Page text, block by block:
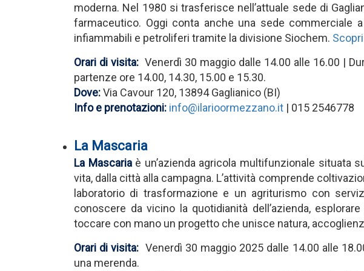
moderna. Nel 1980 si trasferisce nell’attuale sede di
farmaceutico. Oggi conta anche una sede commerciale
infiammabili e petroliferi tramite la divisione Siochem.
Orari di visita:Venerdì 30 maggio dalle 14.00 alle 16.00 |
partenze ore 14.00, 14.30, 15.00 e 15.30.
Dove:Via Cavour 120, 13894 Gaglianico (BI)
Info e prenotazioni: info@ilarioormezzano.it | 015 2546778
La Mascaria
La Mascariaè un’azienda agricola multifunzionale situata
vita, dalla città alla campagna. L’attività comprende
laboratorio di trasformazione e un agriturismo con
conoscere da vicino la quotidianità dell’azienda,
toccare con mano un progetto che unisce natura,
Orari di visita: Venerdì 30 maggio 2025 dalle 14.00 alle
una merenda.